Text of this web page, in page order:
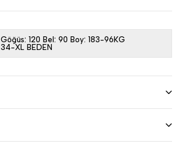
Göğüs: 120 Bel: 90 Boy: 183-96KG
34-XL BEDEN